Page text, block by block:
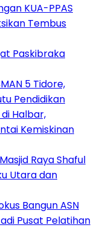
KUA-PPAS
Tembus
Paskibraka
5 Tidore,
Pendidikan
Halbar,
Kemiskinan
Raya Shaful
Utara dan
Bangun ASN
Pusat Pelatihan